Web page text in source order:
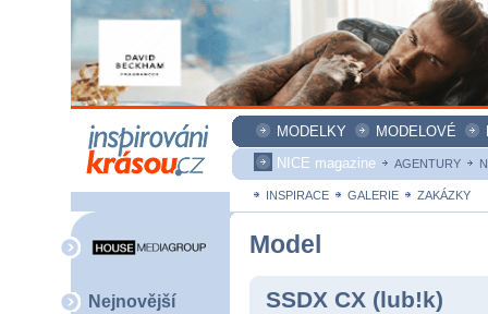
MODELKY MODELOVÉ
NICE magazine
AGENTURY
INSPIRACE GALERIE ZAKÁZKY
Nejnovější
Model
SSDX CX (lub!k)